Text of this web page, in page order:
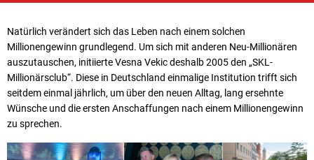
Natürlich verändert sich das Leben nach einem solchen
Millionengewinn grundlegend. Um sich mit anderen Neu-Millionären
auszutauschen, initiierte Vesna Vekic deshalb 2005 den „SKL-
Millionärsclub“. Diese in Deutschland einmalige Institution trifft sich
seitdem einmal jährlich, um über den neuen Alltag, lang ersehnte
Wünsche und die ersten Anschaffungen nach einem Millionengewinn
zu sprechen.